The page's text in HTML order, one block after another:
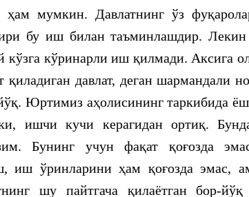
мумкин. Давлатнинг ўз
бу иш билан таъминлашдир. Лекин
кўзга кўринарли иш қилмади. Аксига
қиладиган давлат, деган шармандали
Юртимиз аҳолисининг таркибида
ишчи кучи керагидан ортиқ.
Бунинг учун фақат қоғозда
иш ўринларини ҳам қоғозда эмас,
шу пайтгача қилаётган бор-